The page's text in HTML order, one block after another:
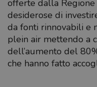
offerte dalla Regione
desiderose di
da fonti rinnovabili e
plein air mettendo a
dell’aumento del
che hanno fatto